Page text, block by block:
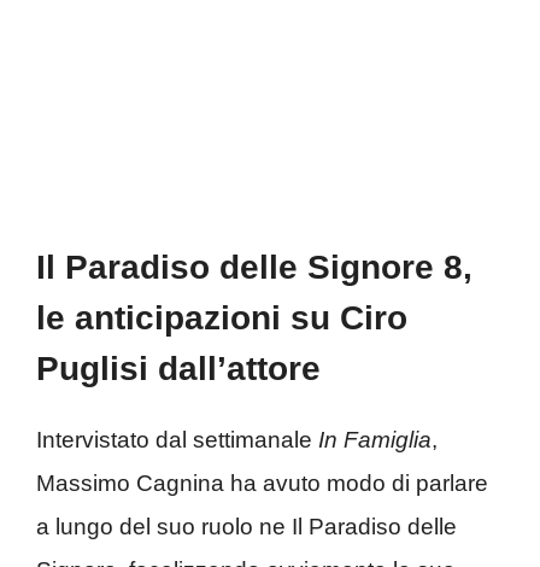
Il Paradiso delle Signore 8,
le anticipazioni su Ciro
Puglisi dall’attore
Intervistato dal settimanale In Famiglia,
Massimo Cagnina ha avuto modo di parlare
a lungo del suo ruolo ne Il Paradiso delle